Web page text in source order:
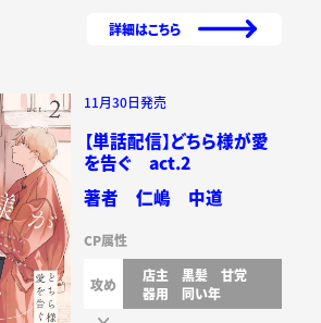
詳細はこちら
11月30日発売
【単話配信】どちら様が愛
を告ぐ act.2
著者 仁嶋 中道
CP属性
攻め 店主 黒髪
甘党
器用
同い年